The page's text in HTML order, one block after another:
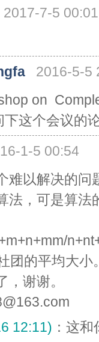
2017-7-5 00:01
2016-5-5
on
这个会议的
1-5 00:54
难以解决的
法，可是算
团的平均大小
谢谢。
12:11) ：这